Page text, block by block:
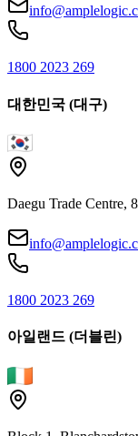
1800 2023 269
대한민국 (대구)
Daegu Trade Centre,
1800 2023 269
아일랜드 (더블린)